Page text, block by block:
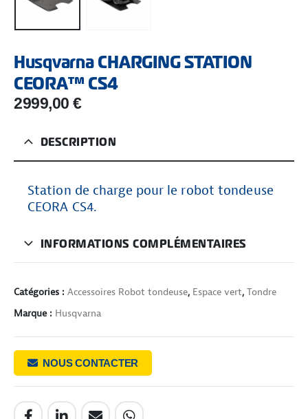
Husqvarna CHARGING STATION
CEORA™ CS4
2999,00€
DESCRIPTION
Station de charge pour le robot tondeuse
CEORA CS4.
INFORMATIONS COMPLÉMENTAIRES
Catégories : Accessoires Robot tondeuse, Espace vert, Tondre
Marque : Husqvarna
NOUS CONTACTER